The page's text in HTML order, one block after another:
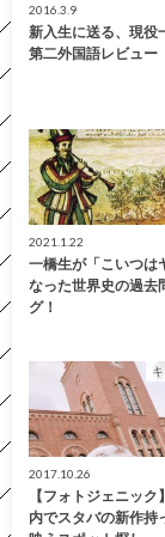
2016.3.9
新入生に送る、現役
第二外国語レビュー
2021.1.22
一橋生が「こいつは
なった世界史の過去
グ！
2017.10.26
【フォトジェニッ
内でスタバの新作持